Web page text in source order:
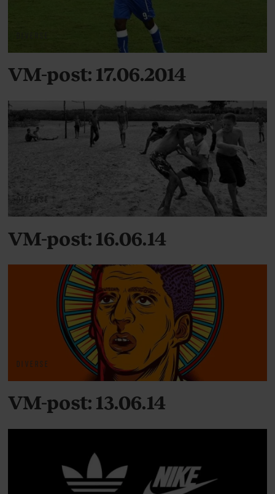
VM-post: 17.06.2014
DIVERSE
VM-post: 16.06.14
DIVERSE
VM-post: 13.06.14